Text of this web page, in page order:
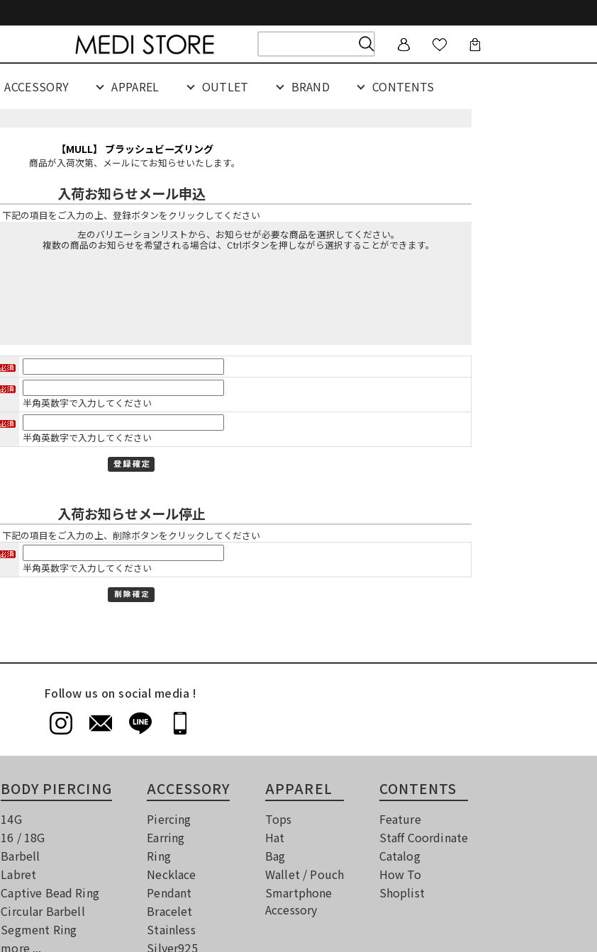
ACCESSORY APPAREL OUTLET BRAND CONTENTS
【MULL】 ブラッシュビーズリング
商品が入荷次第、メールにてお知らせいたします。
入荷お知らせメール申込
下記の項目をご入力の上、登録ボタンをクリックしてください
左のバリエーションリストから、お知らせが必要な商品を選択してください。
複数の商品のお知らせを希望される場合は、Ctrlボタンを押しながら選択することができます。
半角英数字で入力してください
半角英数字で入力してください
入荷お知らせメール停止
下記の項目をご入力の上、削除ボタンをクリックしてください
半角英数字で入力してください
Follow us on social media !
BODY PIERCING
14G
16 / 18G
Barbell
Labret
Captive Bead Ring
Circular Barbell
Segment Ring
more ...
ACCESSORY
Piercing
Earring
Ring
Necklace
Pendant
Bracelet
Stainless
Silver925
APPAREL
Tops
Hat
Bag
Wallet / Pouch
Smartphone
Accessory
CONTENTS
Feature
Staff Coordinate
Catalog
How To
Shoplist